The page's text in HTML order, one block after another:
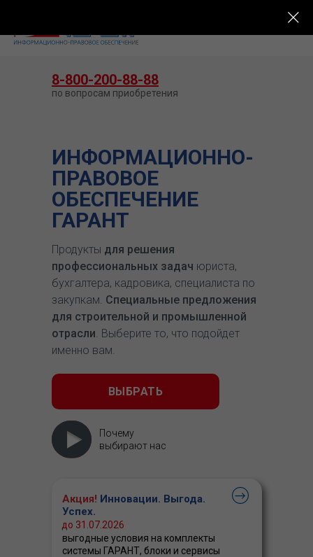
ИНФОРМАЦИОННО-
ПРАВОВОЕ
ОБЕСПЕЧЕНИЕ
ГАРАНТ
Продукты для решения
профессиональных задач юриста,
бухгалтера, кадровика, специалиста по
закупкам. Специальные предложения
для строительной и промышленной
отрасли. Выберите то, что подойдет
именно вам.
ВЫБРАТЬ
Почему
выбирают нас
Акция! Инновации. Выгода.
Успех.
выгодные условия на комплекты
системы ГАРАНТ, блоки и сервисы
до 31.07.2026
8-800-200-88-88
по вопросам приобретения